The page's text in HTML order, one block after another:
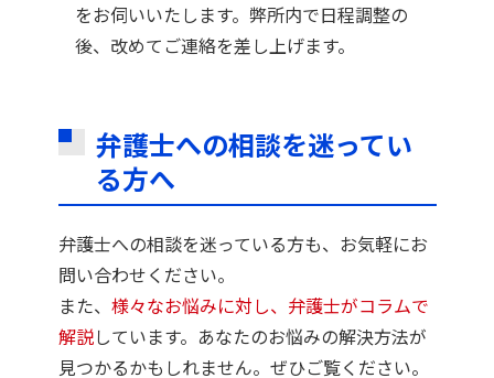
をお伺いいたします。弊所内で日程調整の
後、改めてご連絡を差し上げます。
弁護士への相談を迷ってい
る方へ
弁護士への相談を迷っている方も、お気軽にお
問い合わせください。
また、 様々なお悩みに対し、弁護士がコラムで
解説しています。あなたのお悩みの解決方法が
見つかるかもしれません。ぜひご覧ください。